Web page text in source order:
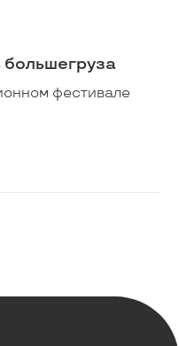
большегруза
фестивале